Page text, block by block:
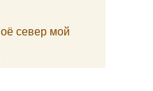
север мой